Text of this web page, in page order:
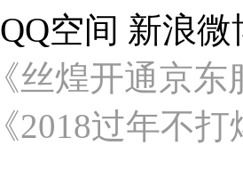
QQ空间 新浪微
《丝煌开通京
《2018过年不